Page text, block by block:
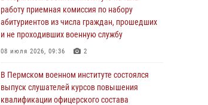
В Пермском военном институте на кафедре
тактики служебно-боевого применения войск
Федерации проводится выставка,
10 июля 2026, 14:30 8
работу приемная комиссия по набору
абитуриентов из числа граждан, прошедших
и не проходивших военную службу
08 июля 2026, 09:36 2
В Пермском военном институте состоялся
выпуск слушателей курсов повышения
квалификации офицерского состава